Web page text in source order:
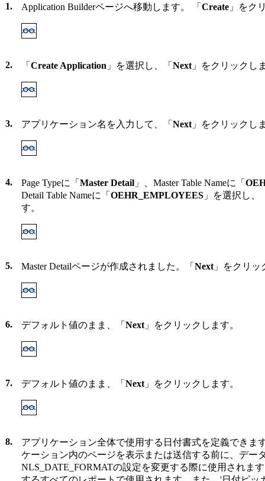
1. Application Builderページへ移動します。 「 Create 」をク
2. 「 Create Application 」を選択し、「 Next 」をクリックし
3. アプリケーション名を入力して、「 Next 」をクリックし
4. Page Typeに「 Master Detail 」、Master Table Nameに「
Detail Table Nameに「 OEHR_EMPLOYEES 」を選択し、
す。
5. Master Detailページが作成されました。「 Next 」をクリッ
6. デフォルト値のまま、「 Next 」をクリックします。
7. デフォルト値のまま、「 Next 」をクリックします。
8.
アプリケーション全体で使用する日付書式を定義できま
ケーション内のページを表示または送信する前に、デー
NLS_DATE_FORMATの設定を変更する際に使用されま